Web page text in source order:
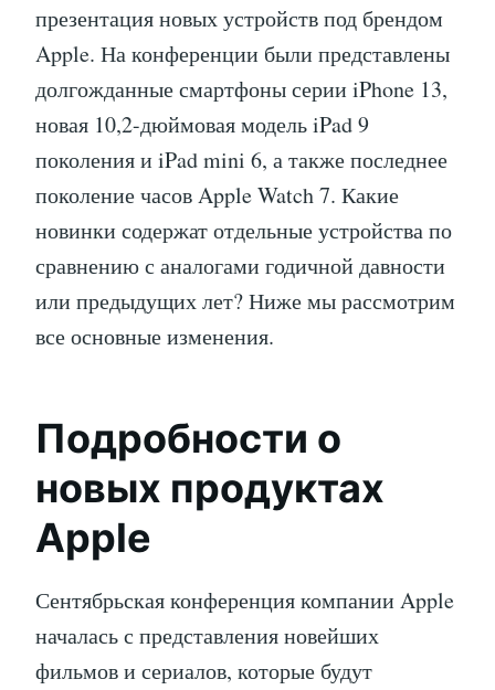
презентация новых устройств под брендом
Apple. На конференции были представлены
долгожданные смартфоны серии iPhone 13,
новая 10,2-дюймовая модель iPad 9
поколения и iPad mini 6, а также последнее
поколение часов Apple Watch 7. Какие
новинки содержат отдельные устройства по
сравнению с аналогами годичной давности
или предыдущих лет? Ниже мы рассмотрим
все основные изменения.
Подробности о
новых продуктах
Apple
Сентябрьская конференция компании Apple
началась с представления новейших
фильмов и сериалов, которые будут